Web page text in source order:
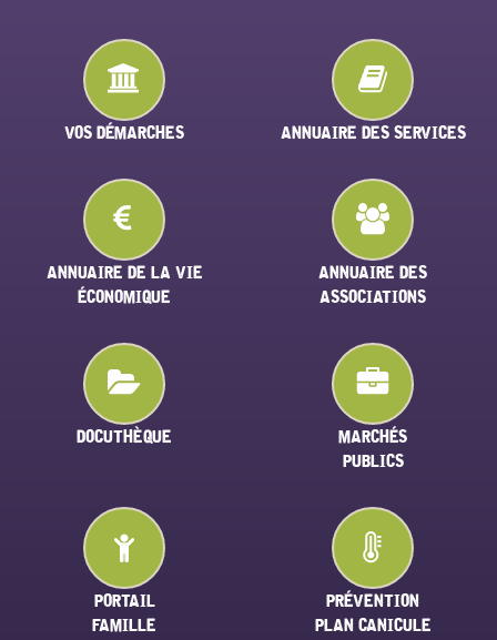
VOS DÉMARCHES ANNUAIRE DES SERVICES
ANNUAIRE DE LA VIE
ÉCONOMIQUE
ANNUAIRE DES
ASSOCIATIONS
DOCUTHÈQUE
MARCHÉS
PUBLICS
PORTAIL
FAMILLE
PRÉVENTION
PLAN CANICULE